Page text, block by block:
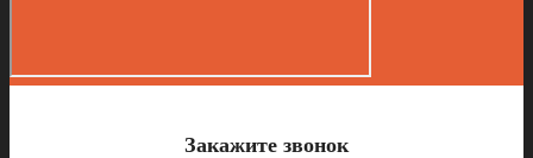
Закажите звонок